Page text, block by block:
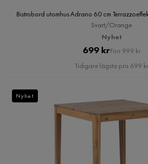
Bistrobord utomhus Adrano 60 cm
Svart/Orange
Nyhet
Pris
699 krOriginal
Pris
Förr 999 kr
Tidigare lägsta pris 699 kr
Nyhet